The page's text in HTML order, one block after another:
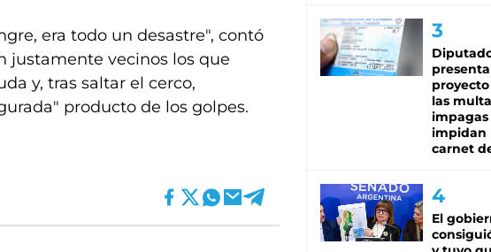
era todo un desastre", contó
justamente vecinos los que
y, tras saltar el cerco,
producto de los golpes.
las
impagas
impidan
carnet
El